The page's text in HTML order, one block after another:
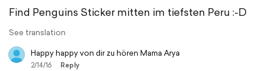
Find Penguins Sticker mitten im tiefsten Peru :-D
See translation
Happy happy von dir zu hören Mama Arya
2/14/16 Reply